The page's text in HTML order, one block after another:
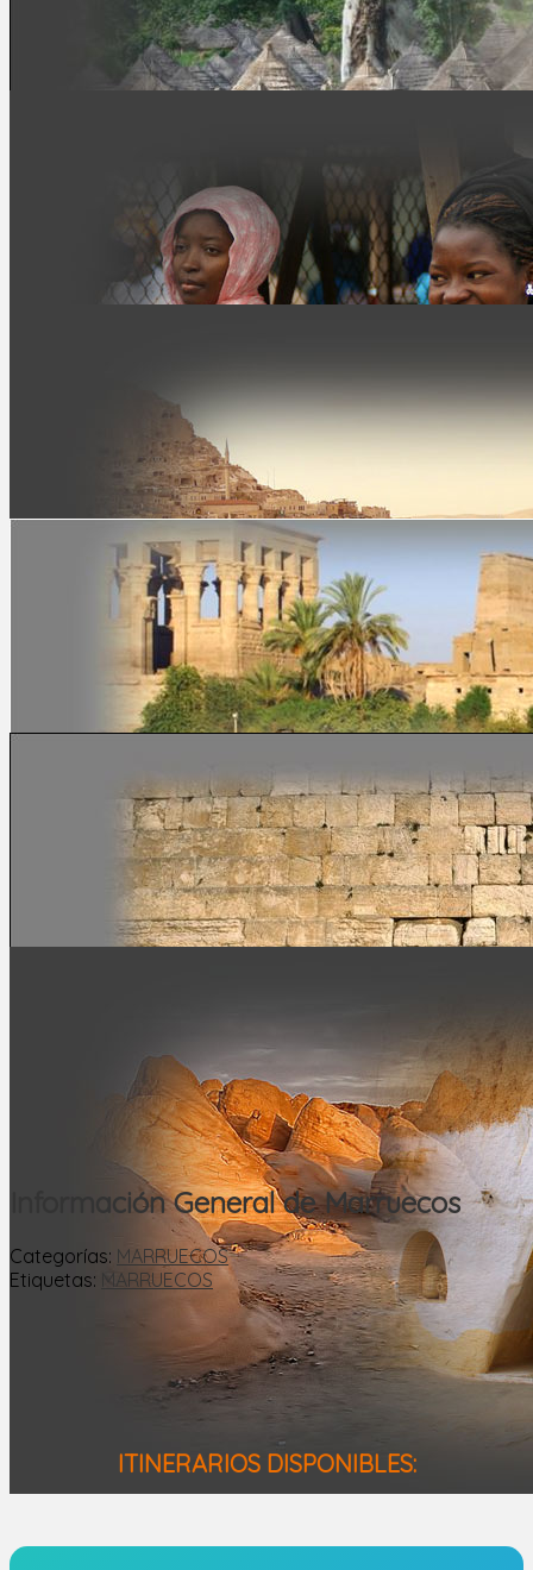
Información General de Marruecos
Categorías: MARRUECOS
Etiquetas: MARRUECOS
ITINERARIOS DISPONIBLES: